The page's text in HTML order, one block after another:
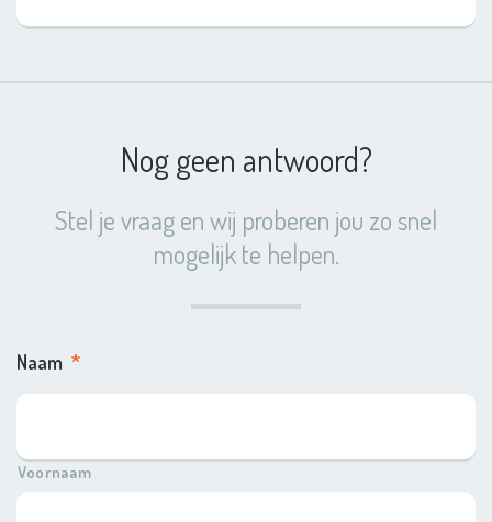
Nog geen antwoord?
Stel je vraag en wij proberen jou zo snel
mogelijk te helpen.
Naam *
Voornaam